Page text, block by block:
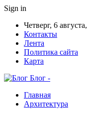
Sign in
Четверг, 6
Контакты
Лента
Политика сайта
Карта
Блог -
Главная
Архитектура